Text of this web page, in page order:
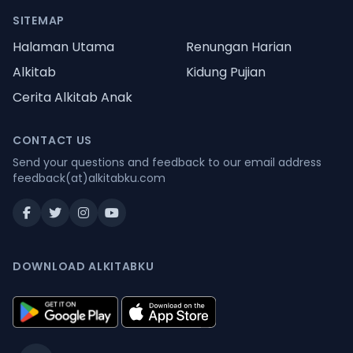
SITEMAP
Halaman Utama
Renungan Harian
Alkitab
Kidung Pujian
Cerita Alkitab Anak
CONTACT US
Send your questions and feedback to our email address
feedback(at)alkitabku.com
DOWNLOAD ALKITABKU